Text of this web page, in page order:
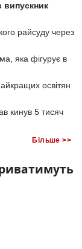
випускник
райсуду через
яка фігурує в
освітян
кинув 5 тисяч
Більше >>